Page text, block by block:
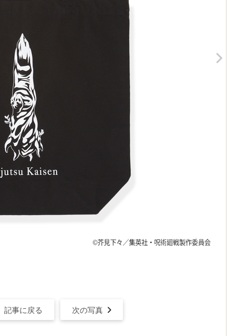
記事に戻る 次の写真